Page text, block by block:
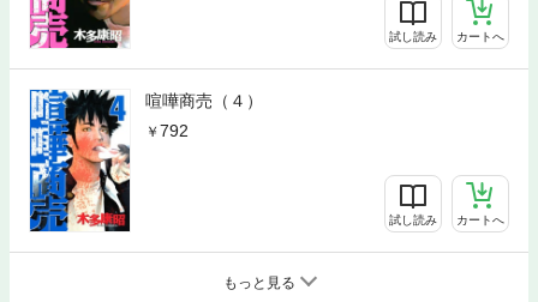
試し読み カートへ
喧嘩商売（４）
792
試し読み カートへ
もっと見る